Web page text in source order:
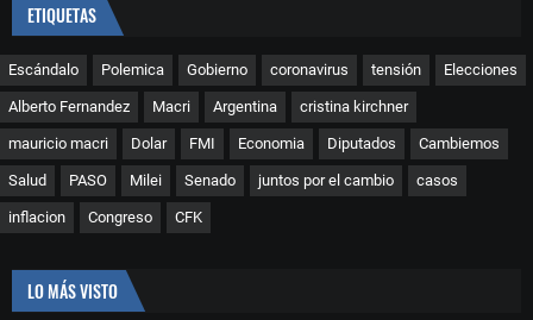
ETIQUETAS
Escándalo Polemica Gobierno coronavirus tensión Elecciones
Alberto Fernandez Macri Argentina cristina kirchner
mauricio macri Dolar FMI Economia Diputados Cambiemos
Salud PASO Milei Senado juntos por el cambio casos
inflacion Congreso CFK
LO MÁS VISTO